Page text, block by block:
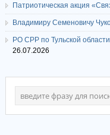
Патриотическая акция
Владимиру Семеновичу
РО СРР по Тульской
26.07.2026